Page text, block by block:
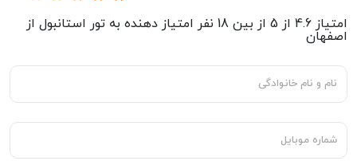
امتیاز 4.6 از 5 از بین 18 نفر امتیاز دهنده به تور استانبول از
اصفهان